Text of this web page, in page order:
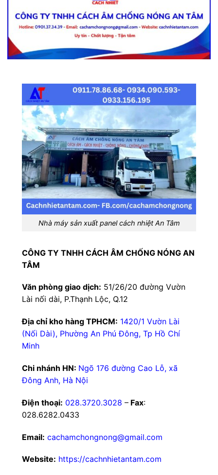
Nhà máy sản xuất panel cách nhiệt An Tâm
CÔNG TY TNHH CÁCH ÂM CHỐNG NÓNG AN
TÂM
Văn phòng giao dịch: 51/26/20 đường Vườn
Lài nối dài, P.Thạnh Lộc, Q.12
Địa chỉ kho hàng TPHCM: 1420/1 Vườn Lài
(Nối Dài), Phường An Phú Đông, Tp Hồ Chí
Minh
Chi nhánh HN: Ngõ 176 đường Cao Lỗ, xã
Đông Anh, Hà Nội
Điện thoại: 028.3720.3028 – Fax:
028.6282.0433
Email: cachamchongnong@gmail.com
Website: https://cachnhietantam.com